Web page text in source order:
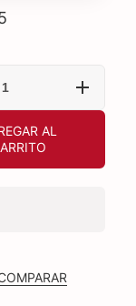
Aumentar
SHAMPOO
AL